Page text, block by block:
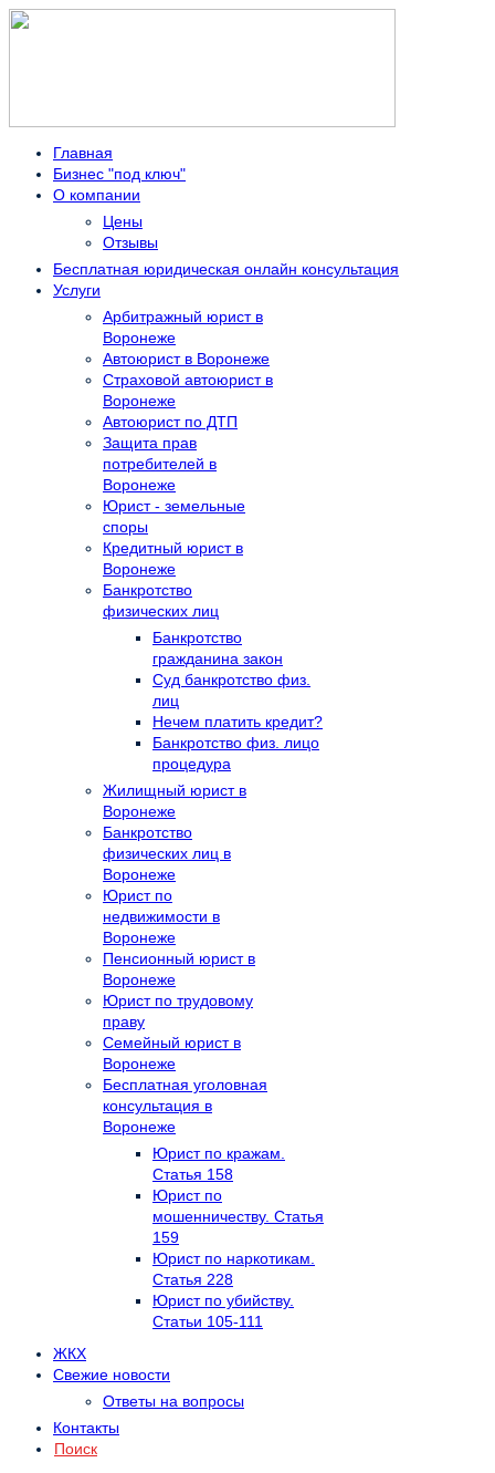
Главная
Бизнес "под ключ"
О компании
Цены
Отзывы
Бесплатная юридическая онлайн консультация
Услуги
Арбитражный юрист в
Воронеже
Автоюрист в Воронеже
Страховой автоюрист в
Воронеже
Автоюрист по ДТП
Защита прав
потребителей в
Воронеже
Юрист - земельные
споры
Кредитный юрист в
Воронеже
Банкротство
физических лиц
Банкротство
гражданина закон
Суд банкротство физ.
лиц
Нечем платить кредит?
Банкротство физ. лицо
процедура
Жилищный юрист в
Воронеже
Банкротство
физических лиц в
Воронеже
Юрист по
недвижимости в
Воронеже
Пенсионный юрист в
Воронеже
Юрист по трудовому
праву
Семейный юрист в
Воронеже
Бесплатная уголовная
консультация в
Воронеже
Юрист по кражам.
Статья 158
Юрист по
мошенничеству. Статья
159
Юрист по наркотикам.
Статья 228
Юрист по убийству.
Статьи 105-111
ЖКХ
Свежие новости
Ответы на вопросы
Контакты
Поиск